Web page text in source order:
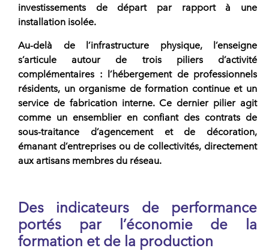
investissements de départ par rapport à une
installation isolée.
Au-delà de l’infrastructure physique, l’enseigne
s’articule autour de trois piliers d’activité
complémentaires : l’hébergement de professionnels
résidents, un organisme de formation continue et un
service de fabrication interne. Ce dernier pilier agit
comme un ensemblier en confiant des contrats de
sous-traitance d’agencement et de décoration,
émanant d’entreprises ou de collectivités, directement
aux artisans membres du réseau.
Des indicateurs de performance
portés par l’économie de la
formation et de la production